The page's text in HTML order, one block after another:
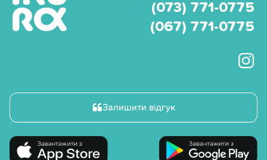
(073) 771-0775
(067) 771-0775
Залишити відгук